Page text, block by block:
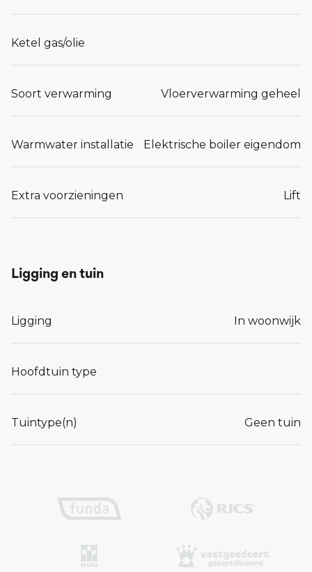
Ketel gas/olie
Soort verwarming Vloerverwarming geheel
Warmwater installatie Elektrische boiler eigendom
Extra voorzieningen Lift
Ligging en tuin
Ligging In woonwijk
Hoofdtuin type
Tuintype(n) Geen tuin